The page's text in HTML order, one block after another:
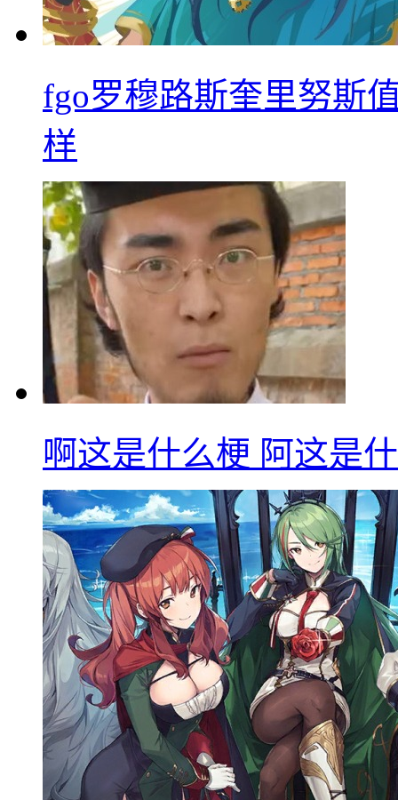
fgo罗穆路斯奎里努斯
样
啊这是什么梗 阿这是